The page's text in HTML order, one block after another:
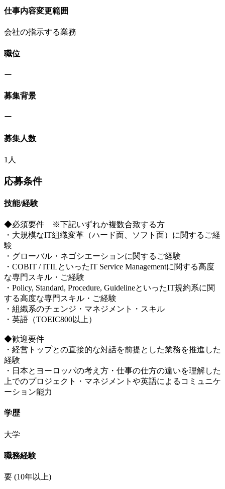
仕事内容変更範囲
会社の指示する業務
職位
ー
募集背景
ー
募集人数
1人
応募条件
技能/経験
◆必須要件 ※下記いずれか複数合致する方
・大規模なIT組織変革（ハード面、ソフト面）に関するご経
験
・グローバル・ネゴシエーションに関するご経験
・COBIT / ITILといったIT Service Managementに関する高度
な専門スキル・ご経験
・Policy, Standard, Procedure, GuidelineといったIT規約系に関
する高度な専門スキル・ご経験
・組織系のチェンジ・マネジメント・スキル
・英語（TOEIC800以上）
◆歓迎要件
・経営トップとの直接的な対話を前提とした業務を推進した
経験
・日本とヨーロッパの考え方・仕事の仕方の違いを理解した
上でのプロジェクト・マネジメントや英語によるコミュニケ
ーション能力
学歴
大学
職務経験
要 (10年以上)